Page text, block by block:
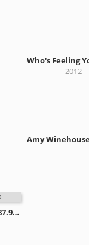
2012
Amy
Rádio Alternativa 87.9 FM